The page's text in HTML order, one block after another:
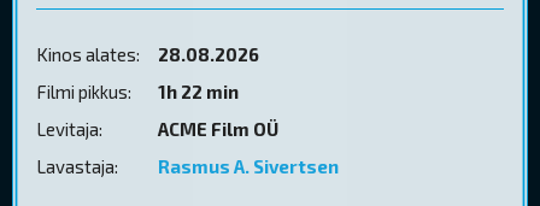
Kinos alates:
28.08.2026
Filmi pikkus:
1h 22 min
Levitaja:
ACME Film OÜ
Lavastaja:
Rasmus A. Sivertsen